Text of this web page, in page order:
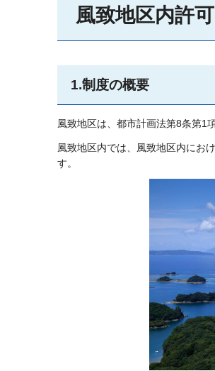
風致地区内許
1.制度の概要
風致地区は、都市計画法第8条第1
風致地区内では、風致地区内にお
す。